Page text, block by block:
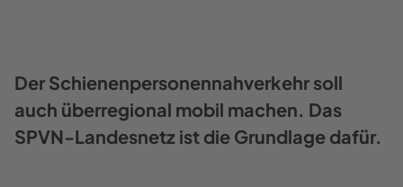
Der Schie­nen­per­so­nen­nah­ver­kehr soll
auch über­re­gio­nal mobil ma­chen. Das
SPVN-​Landesnetz ist die Grund­la­ge dafür.